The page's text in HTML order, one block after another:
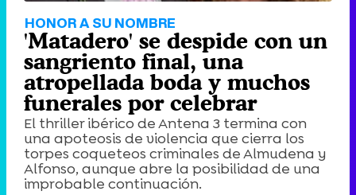
HONOR A SU NOMBRE
'Matadero' se despide con un
sangriento final, una
atropellada boda y muchos
funerales por celebrar
El thriller ibérico de Antena 3 termina con
una apoteosis de violencia que cierra los
torpes coqueteos criminales de Almudena y
Alfonso, aunque abre la posibilidad de una
improbable continuación.